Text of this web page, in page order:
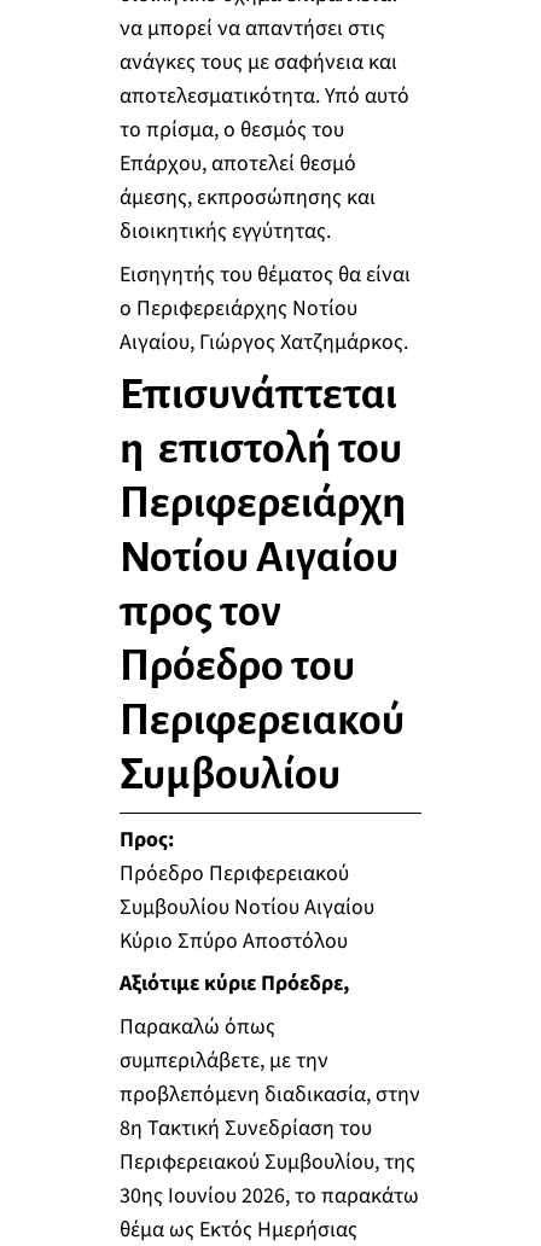
να μπορεί να απαντήσει στις
ανάγκες τους με σαφήνεια και
αποτελεσματικότητα. Υπό αυτό
το πρίσμα, ο θεσμός του
Επάρχου, αποτελεί θεσμό
άμεσης, εκπροσώπησης και
διοικητικής εγγύτητας.
Εισηγητής του θέματος θα είναι
ο Περιφερειάρχης Νοτίου
Αιγαίου, Γιώργος Χατζημάρκος.
Επισυνάπτεται
η επιστολή του
Περιφερειάρχη
Νοτίου Αιγαίου
προς τον
Πρόεδρο του
Περιφερειακού
Συμβουλίου
Προς:
Πρόεδρο Περιφερειακού
Συμβουλίου Νοτίου Αιγαίου
Κύριο Σπύρο Αποστόλου
Αξιότιμε κύριε Πρόεδρε,
Παρακαλώ όπως
συμπεριλάβετε, με την
προβλεπόμενη διαδικασία, στην
8η Τακτική Συνεδρίαση του
Περιφερειακού Συμβουλίου, της
30ης Ιουνίου 2026, το παρακάτω
θέμα ως Εκτός Ημερήσιας